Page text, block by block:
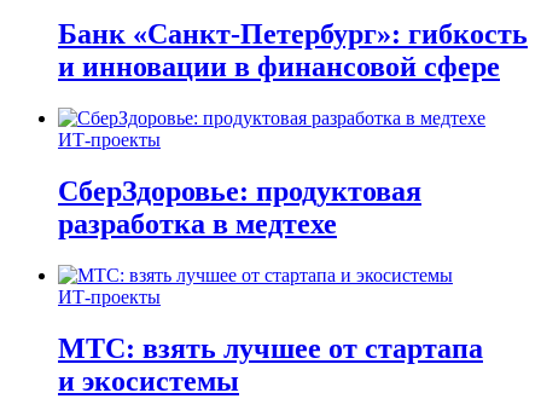
Банк «Санкт-Петербург»: гибкость
и инновации в финансовой сфере
ИТ-проекты
СберЗдоровье: продуктовая
разработка в медтехе
ИТ-проекты
МТС: взять лучшее от стартапа
и экосистемы